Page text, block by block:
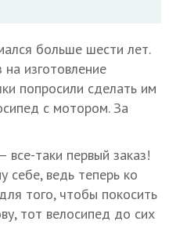
больше шести лет.
изготовление
попросили сделать им
с мотором. За
таки первый заказ!
себе, ведь теперь ко
того, чтобы покосить
тот велосипед до сих